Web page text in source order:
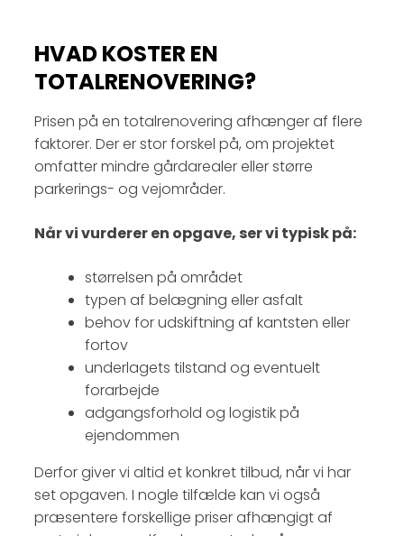
HVAD KOSTER EN
TOTALRENOVERING?
Prisen på en totalrenovering afhænger af flere
faktorer. Der er stor forskel på, om projektet
omfatter mindre gårdarealer eller større
parkerings- og vejområder.
Når vi vurderer en opgave, ser vi typisk på:
størrelsen på området
typen af belægning eller asfalt
behov for udskiftning af kantsten eller
fortov
underlagets tilstand og eventuelt
forarbejde
adgangsforhold og logistik på
ejendommen
Derfor giver vi altid et konkret tilbud, når vi har
set opgaven. I nogle tilfælde kan vi også
præsentere forskellige priser afhængigt af